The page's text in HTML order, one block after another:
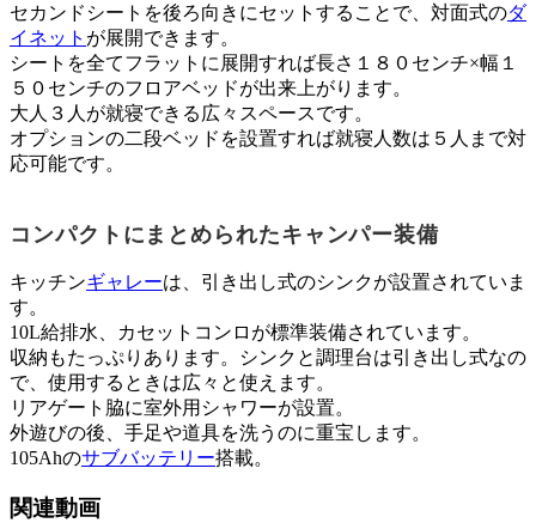
セカンドシートを後ろ向きにセットすることで、対面式のダ
イネット が展開できます。
シートを全てフラットに展開すれば長さ１８０センチ×幅１
５０センチのフロアベッドが出来上がります。
大人３人が就寝できる広々スペースです。
オプションの二段ベッドを設置すれば就寝人数は５人まで対
応可能です。
コンパクトにまとめられたキャンパー装備
キッチンギャレーは、引き出し式のシンクが設置されていま
す。
10L給排水、カセットコンロが標準装備されています。
収納もたっぷりあります。シンクと調理台は引き出し式なの
で、使用するときは広々と使えます。
リアゲート脇に室外用シャワーが設置。
外遊びの後、手足や道具を洗うのに重宝します。
105Ahのサブバッテリー搭載。
関連動画